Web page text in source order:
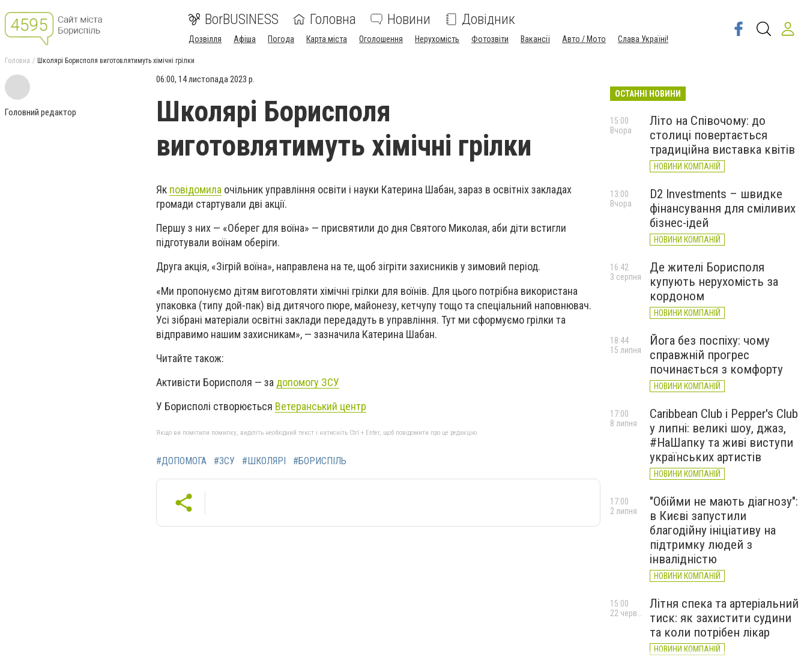
BorBUSINESS Головна Новини Довідник
Дозвілля Афіша Погода Карта міста Оголошення Нерухомість Фотозвіти Вакансії Авто / Мото Слава Україні!
Головна Школярі Борисполя виготовлятимуть хімічні грілки
Головний редактор
06:00, 14 листопада 2023 р.
Школярі Борисполя
виготовлятимуть хімічні грілки
Як повідомила очільник управління освіти і науки Катерина Шабан, зараз в освітніх закладах
громади стартували дві акції.
Першу з них — «Оберег для воїна» — присвятили до дня Святого Миколая, аби діти встигли
підготували воїнам оберіги.
Друга акція, «Зігрій воїна», направлена на те, щоб зігріти захисників у зимовий період.
«Ми пропонуємо дітям виготовляти хімічні грілки для воїнів. Для цього потрібна використана
упаковка (типу дой-пак) від дитячого пюре, майонезу, кетчупу тощо та спеціальний наповнювач.
Усі зібрані матеріали освітні заклади передадуть в управління. Тут ми сформуємо грілки та
відправимо нашим захисникам», — зазначила Катерина Шабан.
Читайте також:
Активісти Борисполя — за допомогу ЗСУ
У Борисполі створюється Ветеранський центр
Якщо ви помітили помилку, виділіть необхідний текст і натисніть Ctrl + Enter, щоб повідомити про це редакцію
#ДОПОМОГА #ЗСУ #ШКОЛЯРІ #БОРИСПІЛЬ
ОСТАННІ НОВИНИ
Літо на Співочому: до
столиці повертається
традиційна виставка квітів
НОВИНИ КОМПАНІЙ
15:00
Вчора
D2 Investments – швидке
фінансування для сміливих
бізнес-ідей
НОВИНИ КОМПАНІЙ
13:00
Вчора
Де жителі Борисполя
купують нерухомість за
кордоном
НОВИНИ КОМПАНІЙ
16:42
3 серпня
Йога без поспіху: чому
справжній прогрес
починається з комфорту
НОВИНИ КОМПАНІЙ
18:44
15 липня
Caribbean Club і Pepper's Club
у липні: великі шоу, джаз,
#НаШапку та живі виступи
українських артистів
НОВИНИ КОМПАНІЙ
17:00
8 липня
"Обійми не мають діагнозу":
в Києві запустили
благодійну ініціативу на
підтримку людей з
інвалідністю
НОВИНИ КОМПАНІЙ
17:00
2 липня
Літня спека та артеріальний
тиск: як захистити судини
та коли потрібен лікар
НОВИНИ КОМПАНІЙ
15:00